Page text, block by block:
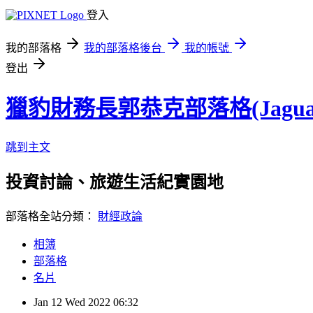
登入
我的部落格 我的部落格後台
我的帳號
登出
獵豹財務長郭恭克部落格
跳到主文
投資討論、旅遊生活紀實園地
部落格全站分類： 財經政論
相簿
部落格
名片
Jan 12 Wed 2022 06:32